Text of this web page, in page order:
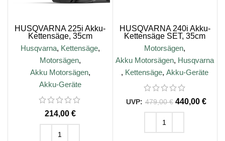
HUSQVARNA 225i Akku-
Kettensäge, 35cm
Husqvarna, Kettensäge,
Motorsägen,
Akku Motorsägen,
Akku-Geräte
€
HUSQVARNA 240i Akku-
Kettensäge SET, 35cm
Motorsägen,
Akku Motorsägen, Husqvarna
, Kettensäge,Akku-Geräte
479,00€ 440,00 €